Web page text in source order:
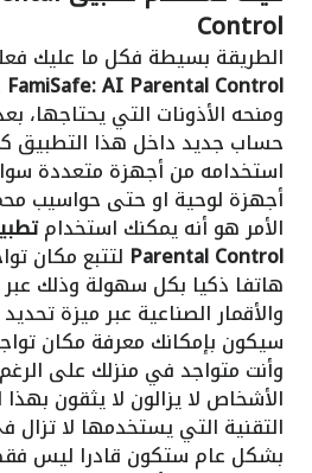
Control
الطريقة بسيطة فكل ما عليك
FamiSafe: AI Parental Control
ومنحه الأذونات التي يحتاجها،
حساب جديد داخل هذا التطبيق
استخدامه من أجهزة متعددة
أجهزة لوحية او حتى حواسيب
الأمر هو أنه يمكنك استخدام
Parental Control لتتبع مكان
هاتفا ذكيا بكل سهولة وذلك عبر
والأقمار الصناعية عبر ميزة
سيكون بإمكانك معرفة مكان تواجد
وأنت متواجد في منزلك على
الأشخاص لا يزالون لا يثقون
التقنية التي يستخدمها لا تزال
بشكل عام ستكون قادرا ليس